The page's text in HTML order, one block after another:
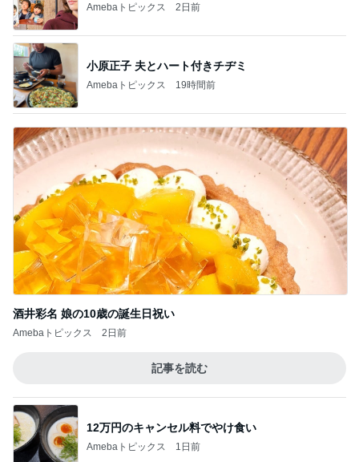
Amebaトピックス 2日前
小原正子 夫とハート付きチヂミ
Amebaトピックス 19時間前
酒井彩名 娘の10歳の誕生日祝い
Amebaトピックス 2日前
記事を読む
12万円のキャンセル料でやけ食い
Amebaトピックス 1日前